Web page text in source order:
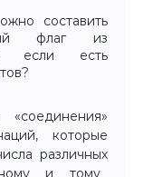
составить
флаг из
если есть
которые
различных
и тому